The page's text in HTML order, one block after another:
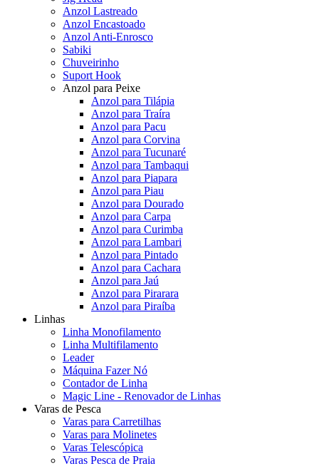
Anzol Lastreado
Anzol Encastoado
Anzol Anti-Enrosco
Sabiki
Chuveirinho
Suport Hook
Anzol para Peixe
Anzol para Tilápia
Anzol para Traíra
Anzol para Pacu
Anzol para Corvina
Anzol para Tucunaré
Anzol para Tambaqui
Anzol para Piapara
Anzol para Piau
Anzol para Dourado
Anzol para Carpa
Anzol para Curimba
Anzol para Lambari
Anzol para Pintado
Anzol para Cachara
Anzol para Jaú
Anzol para Pirarara
Anzol para Piraíba
Linhas
Linha Monofilamento
Linha Multifilamento
Leader
Máquina Fazer Nó
Contador de Linha
Magic Line - Renovador de Linhas
Varas de Pesca
Varas para Carretilhas
Varas para Molinetes
Varas Telescópica
Varas Pesca de Praia